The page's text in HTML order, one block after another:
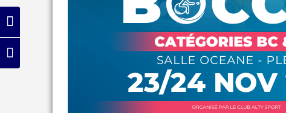
Passer en contraste élevé
Changer la taille de la police